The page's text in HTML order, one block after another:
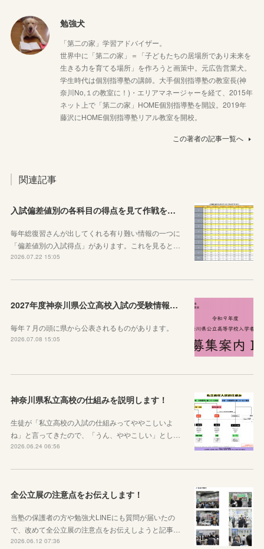
勉強犬
「第二の家」学習アドバイザー。
世界中に「第二の家」＝「子どもたちの居場所であり未来を
生きる力を育てる場所」を作ろうと画策中。元広告営業犬。
学生時代は個別指導塾の講師。大手個別指導塾の教室長(神
奈川No,１の教室に！)・エリアマネージャーを経て、2015年
ネット上で「第二の家」HOME個別指導塾を開設。2019年
藤沢にHOME個別指導塾リアル教室を開校。
この著者の記事一覧へ
関連記事
入試偏差値別の各科目の得点を見て作戦を練ろう！
毎年総復習さんが出してくれる有り難い情報の一つに
「偏差値別の入試得点」があります。これを見ると…
2026.07.22 15:05
2027年度神奈川県公立高校入試の受験情報のまとめ【実施要項・募集案内等】
毎年７月の頭に県から公表されるものがあります。
2026.07.08 15:05
神奈川県私立高校の仕組みを説明します！
生徒が「私立高校の入試の仕組みってややこしいよ
ね」と言ってきたので、「うん、ややこしい」とし…
2026.06.24 06:56
全公立展の注意点をお伝えします！
当塾の保護者の方や勉強犬LINEにも質問が届いたの
で、改めて全公立展の注意点をお伝えしようと記事…
2026.06.12 07:36